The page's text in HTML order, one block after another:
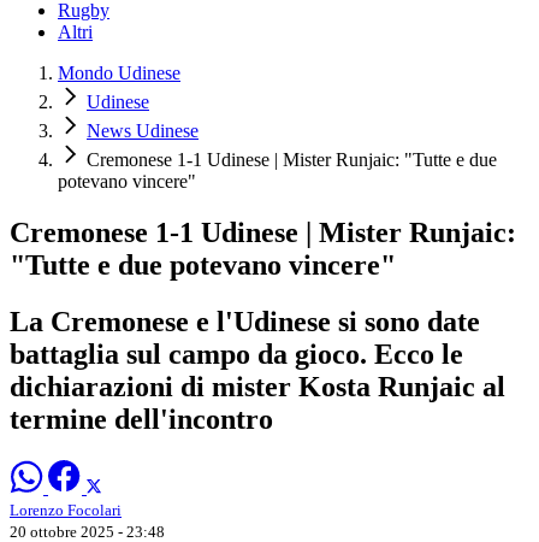
Rugby
Altri
Mondo Udinese
Udinese
News Udinese
Cremonese 1-1 Udinese | Mister Runjaic: "Tutte e due
potevano vincere"
Cremonese 1-1 Udinese | Mister Runjaic:
"Tutte e due potevano vincere"
La Cremonese e l'Udinese si sono date
battaglia sul campo da gioco. Ecco le
dichiarazioni di mister Kosta Runjaic al
termine dell'incontro
Lorenzo Focolari
20 ottobre 2025 - 23:48